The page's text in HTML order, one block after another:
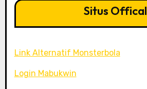
Situs Offical
Link Alternatif Monsterbola
Login Mabukwin